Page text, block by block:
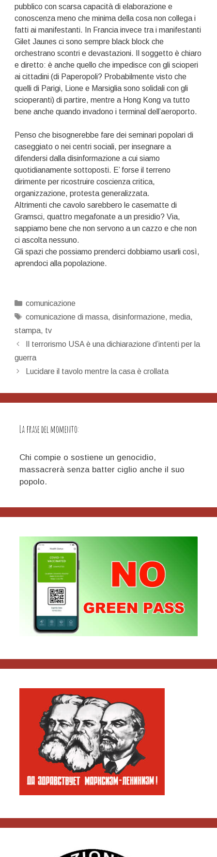
pubblico con scarsa capacità di elaborazione e
conoscenza meno che minima della cosa non collega i
fatti ai manifestanti. In Francia invece tra i manifestanti
Gilet Jaunes ci sono sempre black block che
orchestrano scontri e devastazioni. Il soggetto è chiaro
e diretto: è anche quello che impedisce con gli scioperi
ai cittadini (di Paperopoli? Probabilmente visto che
quelli di Parigi, Lione e Marsiglia sono solidali con gli
scioperanti) di partire, mentre a Hong Kong va tutto
bene anche quando invadono i terminal dell’aeroporto.
Penso che bisognerebbe fare dei seminari popolari di
caseggiato o nei centri sociali, per insegnare a
difendersi dalla disinformazione a cui siamo
quotidianamente sottoposti. E’ forse il terreno
dirimente per ricostruire coscienza critica,
organizzazione, protesta generalizzata.
Altrimenti che cavolo sarebbero le casematte di
Gramsci, quattro megafonate a un presidio? Via,
sappiamo bene che non servono a un cazzo e che non
ci ascolta nessuno.
Gli spazi che possiamo prenderci dobbiamo usarli così,
aprendoci alla popolazione.
Categorie
comunicazione
Tag
comunicazione di massa, disinformazione, media,
stampa, tv
Navigazione
articolo
Il terrorismo USA è una dichiarazione d’intenti per la
guerra
Lucidare il tavolo mentre la casa è crollata
La frase del momento:
Chi compie o sostiene un genocidio,
massacrerà senza batter ciglio anche il suo
popolo.